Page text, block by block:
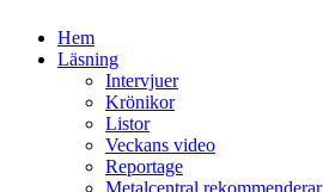
Hem
Läsning
Intervjuer
Krönikor
Listor
Veckans video
Reportage